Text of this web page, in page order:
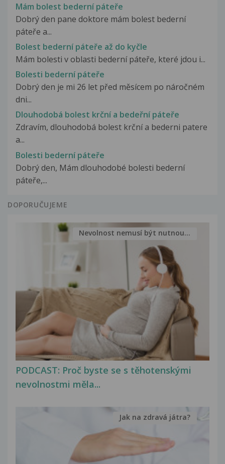
Mám bolest bederní páteře
Dobrý den pane doktore mám bolest bederní
páteře a...
Bolest bederní páteře až do kyčle
Mám bolesti v oblasti bederní páteře, které jdou i...
Bolesti bederní páteře
Dobrý den je mi 26 let před měsícem po náročném
dni...
Dlouhodobá bolest krční a bedeřní páteře
Zdravím, dlouhodobá bolest krční a bederni patere
a...
Bolesti bederní páteře
Dobrý den, Mám dlouhodobé bolesti bederní
páteře,...
DOPORUČUJEME
PODCAST: Proč byste se s těhotenskými
nevolnostmi měla...
Nevolnost nemusí být nutnou...
Jak na zdravá játra?